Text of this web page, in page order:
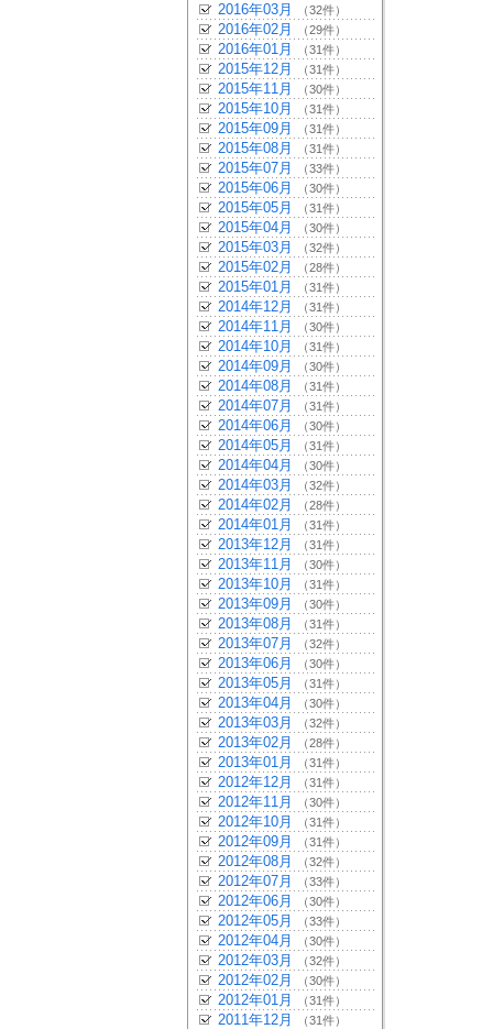
2016年03月 （32件）
2016年02月 （29件）
2016年01月 （31件）
2015年12月 （31件）
2015年11月 （30件）
2015年10月 （31件）
2015年09月 （31件）
2015年08月 （31件）
2015年07月 （33件）
2015年06月 （30件）
2015年05月 （31件）
2015年04月 （30件）
2015年03月 （32件）
2015年02月 （28件）
2015年01月 （31件）
2014年12月 （31件）
2014年11月 （30件）
2014年10月 （31件）
2014年09月 （30件）
2014年08月 （31件）
2014年07月 （31件）
2014年06月 （30件）
2014年05月 （31件）
2014年04月 （30件）
2014年03月 （32件）
2014年02月 （28件）
2014年01月 （31件）
2013年12月 （31件）
2013年11月 （30件）
2013年10月 （31件）
2013年09月 （30件）
2013年08月 （31件）
2013年07月 （32件）
2013年06月 （30件）
2013年05月 （31件）
2013年04月 （30件）
2013年03月 （32件）
2013年02月 （28件）
2013年01月 （31件）
2012年12月 （31件）
2012年11月 （30件）
2012年10月 （31件）
2012年09月 （31件）
2012年08月 （32件）
2012年07月 （33件）
2012年06月 （30件）
2012年05月 （33件）
2012年04月 （30件）
2012年03月 （32件）
2012年02月 （30件）
2012年01月 （31件）
2011年12月 （31件）